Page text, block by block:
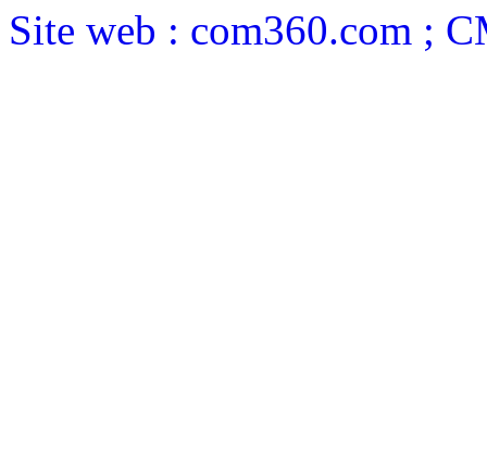
Site web : com360.com ;